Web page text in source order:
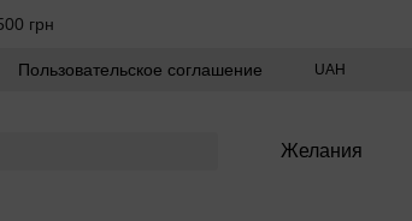
грн
Пользовательское соглашение
UAH
Желания